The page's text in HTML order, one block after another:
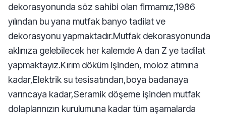
dekorasyonunda söz sahibi olan firmamız,1986
yılından bu yana mutfak banyo tadilat ve
dekorasyonu yapmaktadır.Mutfak dekorasyonunda
aklınıza gelebilecek her kalemde A dan Z ye tadilat
yapmaktayız.Kırım döküm işinden, moloz atımına
kadar,Elektrik su tesisatından,boya badanaya
varıncaya kadar,Seramik döşeme işinden mutfak
dolaplarınızın kurulumuna kadar tüm aşamalarda